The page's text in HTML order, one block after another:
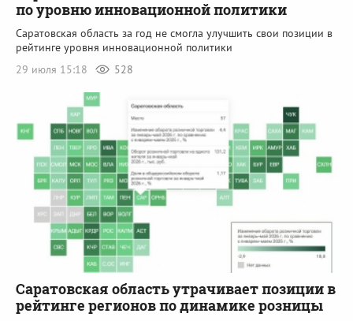
по уровню инновационной политики
Саратовская область за год не смогла улучшить свои позиции в
рейтинге уровня инновационной политики
29 июля 15:18
528
Саратовская область утрачивает позиции в
рейтинге регионов по динамике розницы